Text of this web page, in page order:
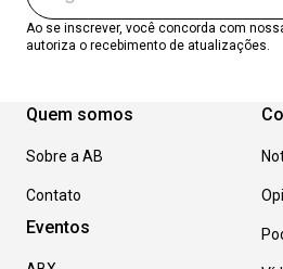
Ao se inscrever, você concorda com
autoriza o recebimento de atualizações.
Quem somos
Sobre a AB
Contato
Eventos